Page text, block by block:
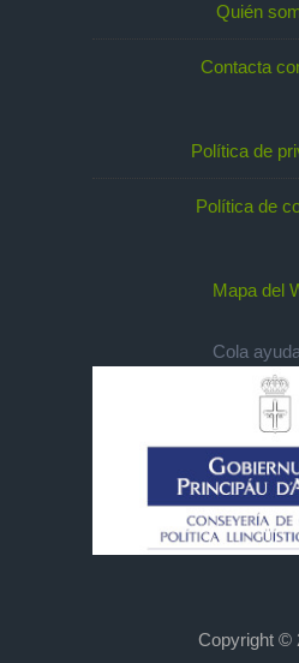
Quién
Contacta
Política de
Política de
Mapa del
Cola
Copyright ©